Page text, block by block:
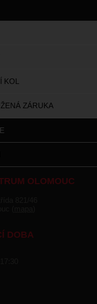
KOL
ZÁRUKA
OLOMOUC
DOBA